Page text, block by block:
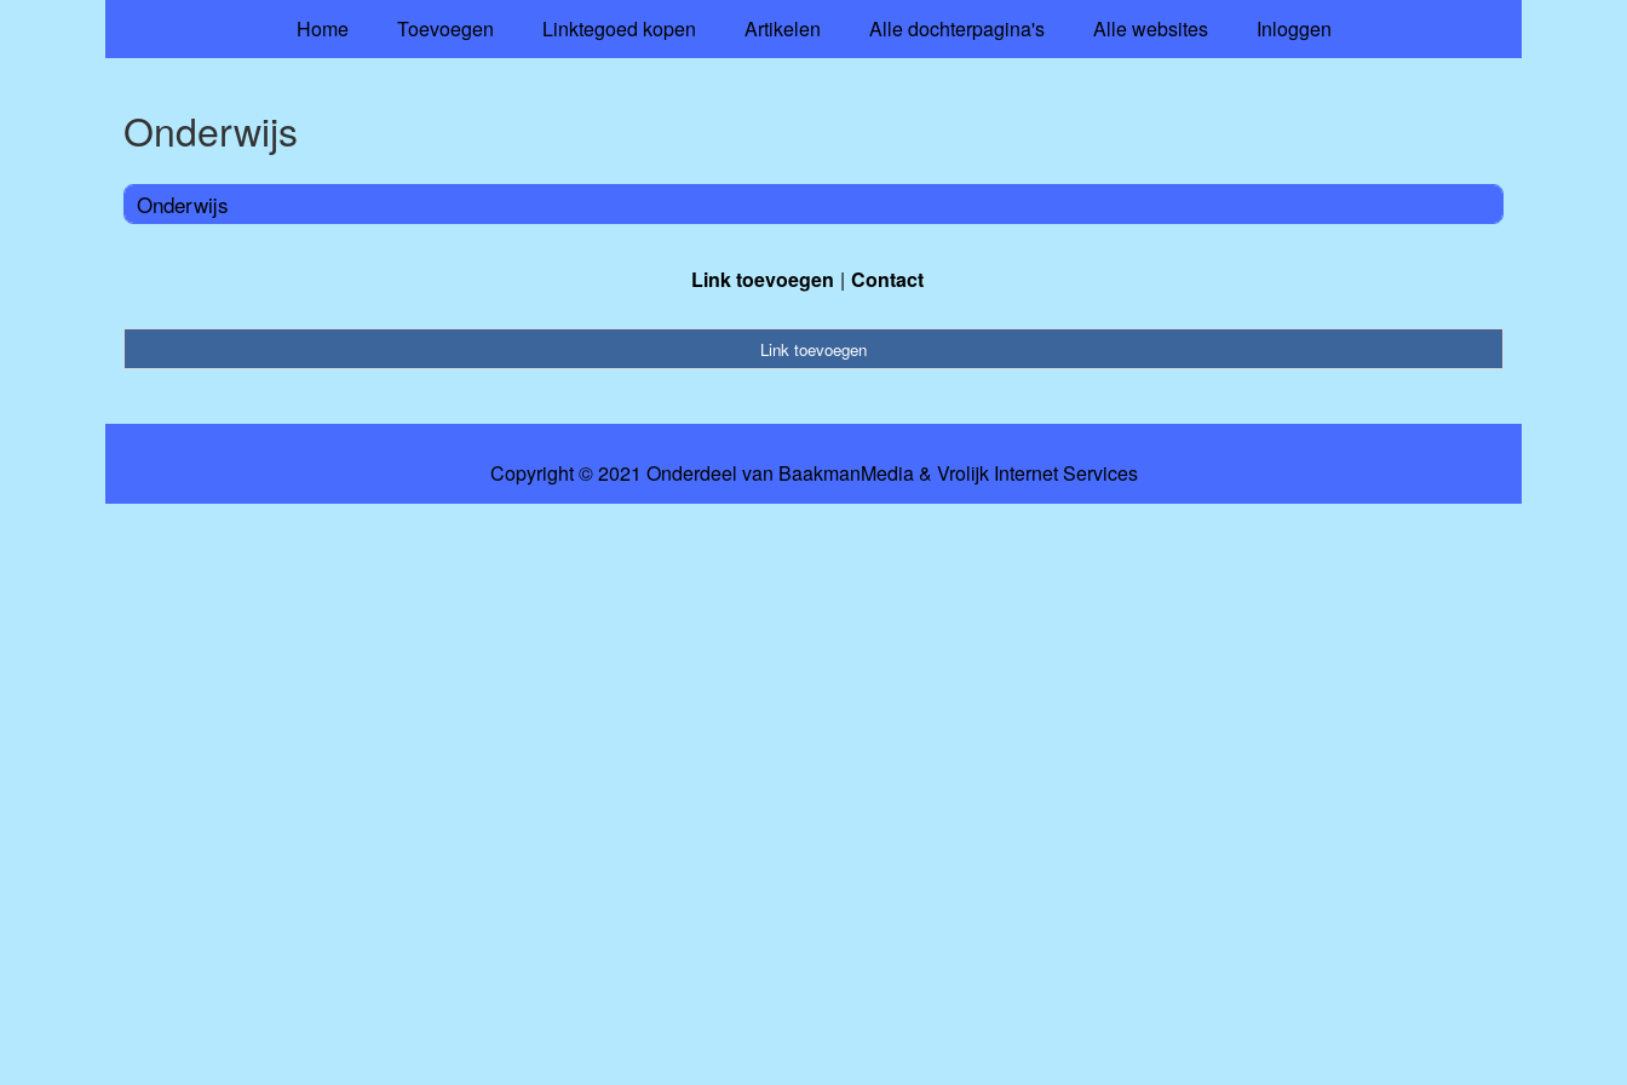
Home Toevoegen Linktegoed kopen Artikelen Alle dochterpagina's Alle websites Inloggen
Onderwijs
Onderwijs
Link toevoegen Contact
Link toevoegen
Copyright © 2021 Onderdeel van BaakmanMedia& Vrolijk Internet Services